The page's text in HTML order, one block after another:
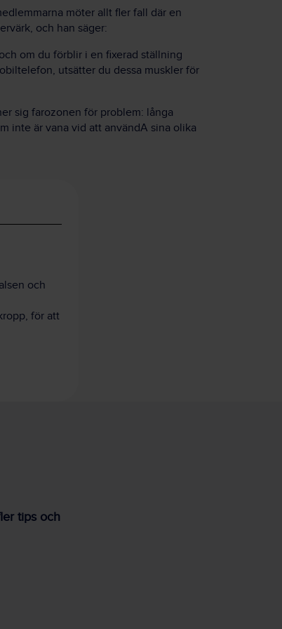
möter allt fler fall där en
och han säger:
om du förblir i en fixerad ställning
utsätter du dessa muskler för
sig farozonen för problem: långa
inte är vana vid att användA sina olika
och
för att
tips och